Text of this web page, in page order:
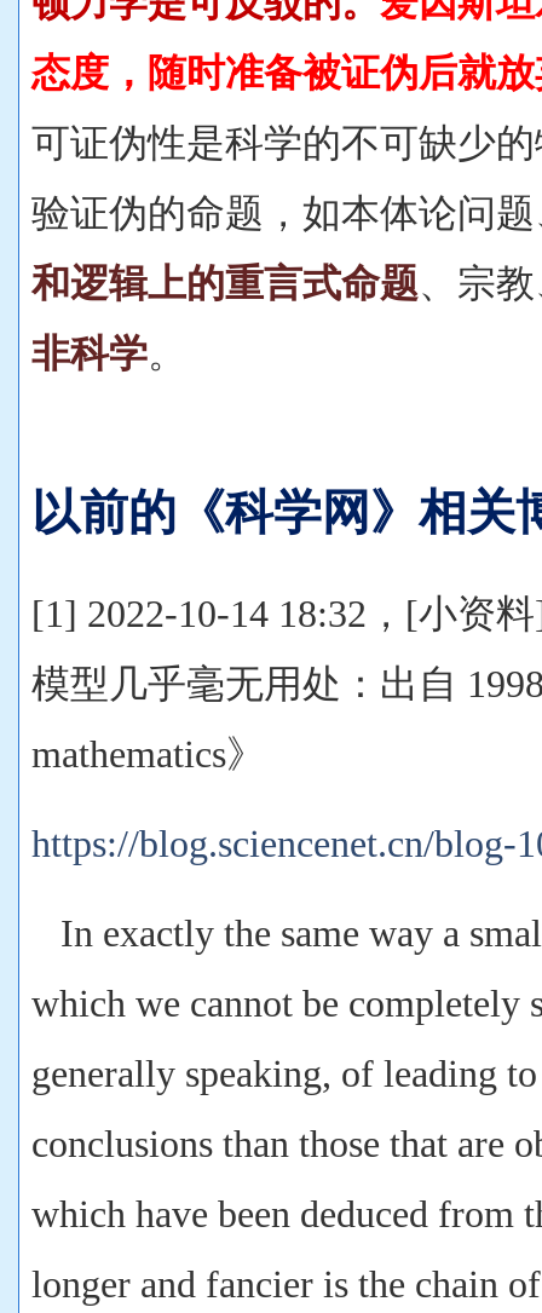
态度，随时准备被证伪后就
可证伪性是科学的不可缺少
验证伪的命题，如本体论问
和逻辑上的重言式命题、宗
非科学。
以前的《科学网》相关
[1] 2022-10-14 18:32，[小资
模型几乎毫无用处：出自
mathematics》
https://blog.sciencenet.cn/blog-
In exactly the same way a
which we cannot be completely
generally speaking, of leading
conclusions than those that are
which have been deduced from
longer and fancier is the chain